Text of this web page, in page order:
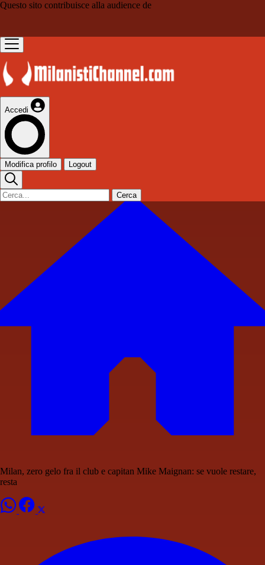
Questo sito contribuisce alla audience de
Accedi
Modifica profilo Logout
Cerca
Milan, zero gelo fra il club e capitan Mike Maignan: se vuole restare,
resta